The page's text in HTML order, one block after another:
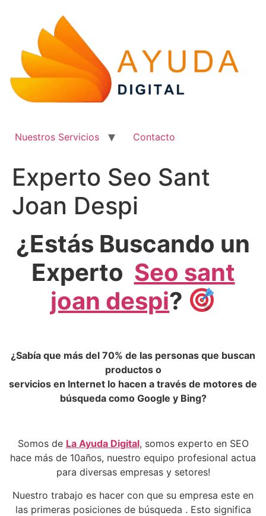
contenido
Nuestros Servicios Contacto
Experto Seo Sant
Joan Despi
¿Estás Buscando un
Experto Seo sant
joan despi?
¿Sabía que más del 70% de las personas que buscan
productos o
servicios en Internet lo hacen a través de motores de
búsqueda como Google y Bing?
Somos de La Ayuda Digital, somos experto en SEO
hace más de 10años, nuestro equipo profesional actua
para diversas empresas y setores!
Nuestro trabajo es hacer con que su empresa este en
las primeras posiciones de búsqueda . Esto significa